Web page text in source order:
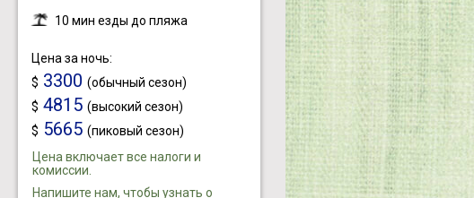
10 мин езды до пляжа
Цена за ночь:
$ 3300 (обычный сезон)
$ 4815 (высокий сезон)
$ 5665 (пиковый сезон)
Цена включает все налоги и
комиссии.
Напишите нам, чтобы узнать о